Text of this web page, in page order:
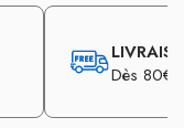
Dès 80€